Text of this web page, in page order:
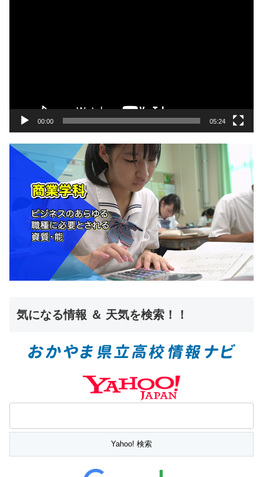
00:00 05:24
気になる情報 ＆ 天気を検索！！